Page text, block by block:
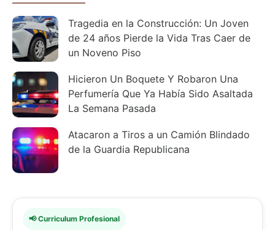
Tragedia en la Construcción: Un Joven
de 24 años Pierde la Vida Tras Caer de
un Noveno Piso
Hicieron Un Boquete Y Robaron Una
Perfumería Que Ya Había Sido Asaltada
La Semana Pasada
Atacaron a Tiros a un Camión Blindado
de la Guardia Republicana
📢 Curriculum Profesional